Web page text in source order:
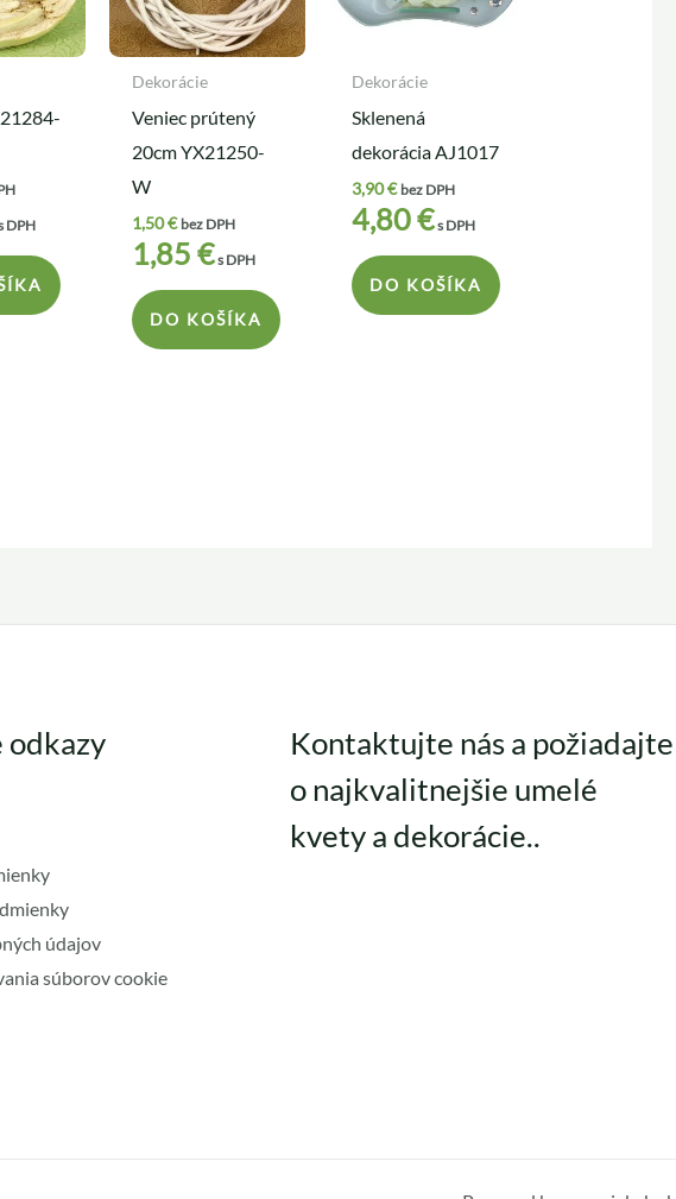
DPH
Dekorácie
Veniec prútený
20cm YX21250-
W
1,50€ bez DPH
1,85€s DPH
DO KOŠÍKA
Dekorácie
Sklenená
dekorácia AJ1017
3,90€ bez DPH
4,80€s DPH
DO KOŠÍKA
údajov
súborov cookie
Kontaktujte nás a požiadajte
o najkvalitnejšie umelé
kvety a dekorácie..